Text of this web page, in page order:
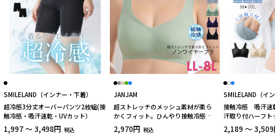
SMILELAND（インナー・下着）
超冷感3分丈オーバーパンツ2枚組(接
触冷感・吸汗速乾・UVカット）
1,997 ～ 3,498円 税込
JANJAM
超ストレッチのメッシュ素材が柔ら
かくフィット。ひんやり接触冷感ブ
ラジャー 大きいサイズ 下着
2,970円 税込
SMILELAND（イ
接触冷感 吸汗
汗取り付ハーフト
2,189 ～